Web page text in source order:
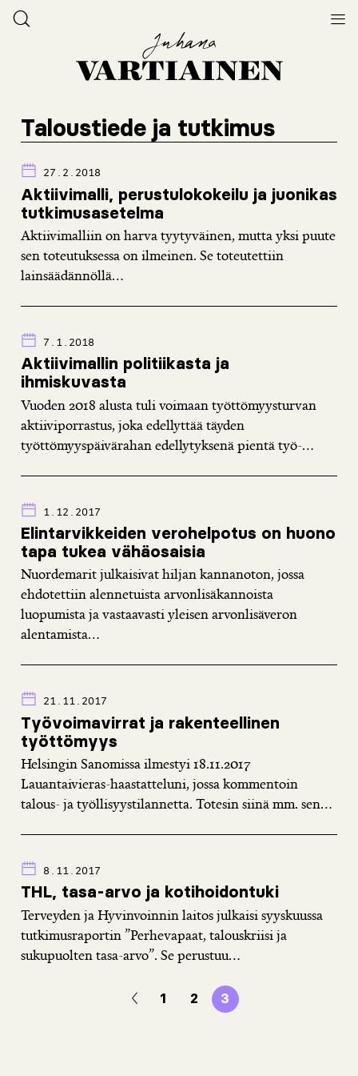
Taloustiede ja tutkimus
27.2.2018
Aktiivimalli, perustulokokeilu ja juonikas
tutkimusasetelma
Aktiivimalliin on harva tyytyväinen, mutta yksi puute
sen toteutuksessa on ilmeinen. Se toteutettiin
lainsäädännöllä...
7.1.2018
Aktiivimallin politiikasta ja
ihmiskuvasta
Vuoden 2018 alusta tuli voimaan työttömyysturvan
aktiiviporrastus, joka edellyttää täyden
työttömyyspäivärahan edellytyksenä pientä työ-...
1.12.2017
Elintarvikkeiden verohelpotus on huono
tapa tukea vähäosaisia
Nuordemarit julkaisivat hiljan kannanoton, jossa
ehdotettiin alennetuista arvonlisäkannoista
luopumista ja vastaavasti yleisen arvonlisäveron
alentamista...
21.11.2017
Työvoimavirrat ja rakenteellinen
työttömyys
Helsingin Sanomissa ilmestyi 18.11.2017
Lauantaivieras-haastatteluni, jossa kommentoin
talous- ja työllisyystilannetta. Totesin siinä mm. sen...
8.11.2017
THL, tasa-arvo ja kotihoidontuki
Terveyden ja Hyvinvoinnin laitos julkaisi syyskuussa
tutkimusraportin ”Perhevapaat, talouskriisi ja
sukupuolten tasa-arvo”. Se perustuu...
1 2 3